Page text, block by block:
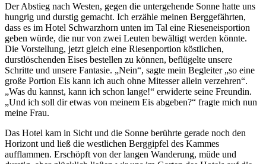
Der Abstieg nach Westen, gegen die untergehende Sonne hatte uns
hungrig und durstig gemacht. Ich erzähle meinen Berggefährten,
dass es im Hotel Schwarzhorn unten im Tal eine Rieseneisportion
geben würde, die nur von zwei Leuten bewältigt werden könnte.
Die Vorstellung, jetzt gleich eine Riesenportion köstlichen,
durstlöschenden Eises bestellen zu können, beflügelte unsere
Schritte und unsere Fantasie.
Nein , sagte mein Begleiter so eine
große Portion Eis kann ich auch ohne Mitesser allein verzehren .
Was du kannst, kann ich schon lange!
erwiderte seine Freundin.
Und ich soll dir etwas von meinem Eis abgeben?
fragte mich nun
meine Frau.
Das Hotel kam in Sicht und die Sonne berührte gerade noch den
Horizont und ließ die westlichen Berggipfel des Kammes
aufflammen. Erschöpft von der langen Wanderung, müde und